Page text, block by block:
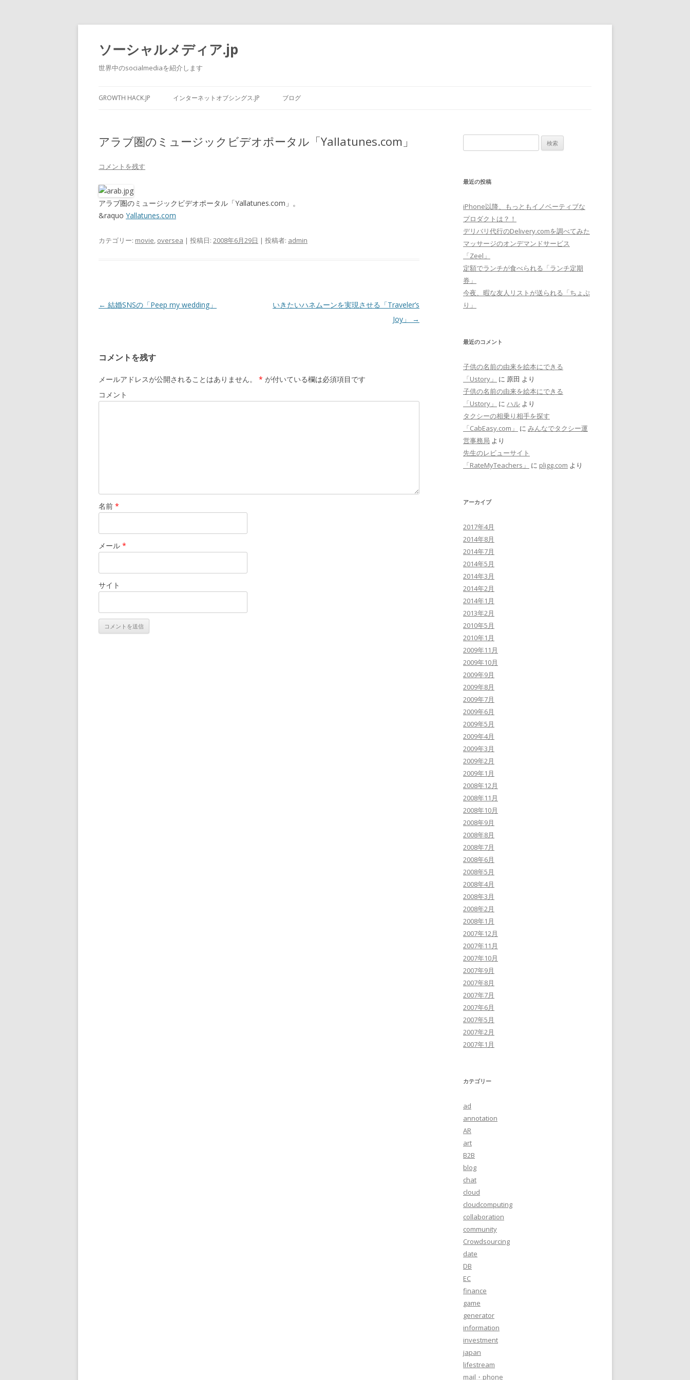
ソーシャルメディア.jp
世界中のsocialmediaを紹介します
キ
ッ
GROWTH HACK.JP インターネットオブシングス.JP ブログ
アラブ圏のミュージックビデオポータル「Yallatunes.com」
コメントを残す
アラブ圏のミュージックビデオポータル「Yallatunes.com」。
&raquo Yallatunes.com
カテゴリー: movie, oversea | 投稿日: 2008年6月29日 | 投稿者: admin
投
ゲ
ー
シ
ョ
← 結婚SNSの「Peep my wedding」
いきたいハネムーンを実現させる「Traveler’s
Joy」
→
コメントを残す
メールアドレスが公開されることはありません。 * が付いている欄は必須項目です
コメント
名前 *
メール *
サイト
索
最近の投稿
iPhone以降、もっともイノベーティブな
プロダクトは？！
デリバリ代行のDelivery.comを調べてみた
マッサージのオンデマンドサービス
「Zeel」
定額でランチが食べられる「ランチ定期
券」
今夜、暇な友人リストが送られる「ちょぷ
り」
最近のコメント
子供の名前の由来を絵本にできる
「Ustory」
に 原田 より
子供の名前の由来を絵本にできる
「Ustory」
に ハル より
タクシーの相乗り相手を探す
「CabEasy.com」
に みんなでタクシー運
営事務局 より
先生のレビューサイト
「RateMyTeachers」
に pligg.com より
アーカイブ
2017年4月
2014年8月
2014年7月
2014年5月
2014年3月
2014年2月
2014年1月
2013年2月
2010年5月
2010年1月
2009年11月
2009年10月
2009年9月
2009年8月
2009年7月
2009年6月
2009年5月
2009年4月
2009年3月
2009年2月
2009年1月
2008年12月
2008年11月
2008年10月
2008年9月
2008年8月
2008年7月
2008年6月
2008年5月
2008年4月
2008年3月
2008年2月
2008年1月
2007年12月
2007年11月
2007年10月
2007年9月
2007年8月
2007年7月
2007年6月
2007年5月
2007年2月
2007年1月
カテゴリー
ad
annotation
AR
art
B2B
blog
chat
cloud
cloudcomputing
collaboration
community
Crowdsourcing
date
DB
EC
finance
game
generator
information
investment
japan
lifestream
mail・phone